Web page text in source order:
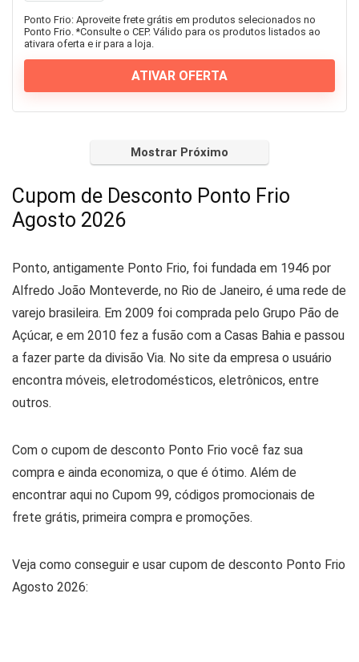
Ponto Frio: Aproveite frete grátis em produtos selecionados no
Ponto Frio. *Consulte o CEP. Válido para os produtos listados ao
ativara oferta e ir para a loja.
ATIVAR OFERTA
Mostrar Próximo
Cupom de Desconto Ponto Frio
Agosto 2026
Ponto, antigamente Ponto Frio, foi fundada em 1946 por
Alfredo João Monteverde, no Rio de Janeiro, é uma rede de
varejo brasileira. Em 2009 foi comprada pelo Grupo Pão de
Açúcar, e em 2010 fez a fusão com a Casas Bahia e passou
a fazer parte da divisão Via. No site da empresa o usuário
encontra móveis, eletrodomésticos, eletrônicos, entre
outros.
Com o cupom de desconto Ponto Frio você faz sua
compra e ainda economiza, o que é ótimo. Além de
encontrar aqui no Cupom 99, códigos promocionais de
frete grátis, primeira compra e promoções.
Veja como conseguir e usar cupom de desconto Ponto Frio
Agosto 2026: